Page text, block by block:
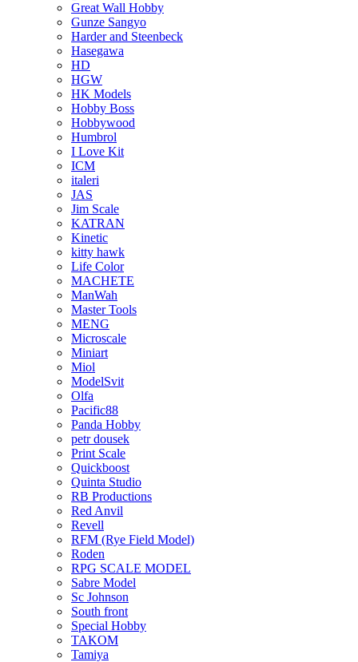
Great Wall Hobby
Gunze Sangyo
Harder and Steenbeck
Hasegawa
HD
HGW
HK Models
Hobby Boss
Hobbywood
Humbrol
I Love Kit
ICM
italeri
JAS
Jim Scale
KATRAN
Kinetic
kitty hawk
Life Color
MACHETE
ManWah
Master Tools
MENG
Microscale
Miniart
Miol
ModelSvit
Olfa
Pacific88
Panda Hobby
petr dousek
Print Scale
Quickboost
Quinta Studio
RB Productions
Red Anvil
Revell
RFM (Rye Field Model)
Roden
RPG SCALE MODEL
Sabre Model
Sc Johnson
South front
Special Hobby
TAKOM
Tamiya